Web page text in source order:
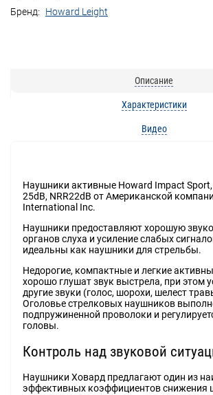
Бренд:
Howard Leight
Описание
Характеристики
Видео
Наушники активные Howard Impact Sport,
25dB, NRR22dB от Американской
International Inc.
Наушники предоставляют хорошую
органов слуха и усиление слабых
идеальны как наушники для стрельбы.
Недорогие, компактные и легкие
хорошо глушат звук выстрела, при этом
другие звуки (голос, шорохи, шелест
Оголовье стрелковых наушников
подпружиненной проволоки и
головы.
Контроль над звуковой
Наушники Ховард предлагают один из
эффективных коэффициентов снижения